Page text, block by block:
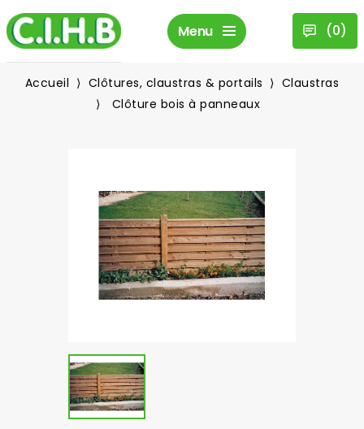
Menu (0)
Accueil Clôtures, claustras & portails
Claustras
Clôture bois à panneaux